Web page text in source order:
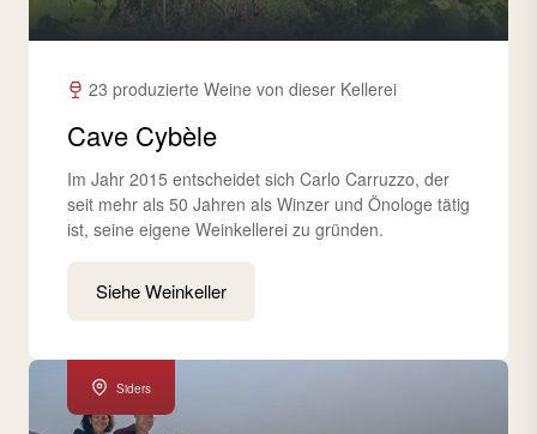
23 produzierte Weine von dieser Kellerei
Cave Cybèle
Im Jahr 2015 entscheidet sich Carlo Carruzzo, der
seit mehr als 50 Jahren als Winzer und Önologe tätig
ist, seine eigene Weinkellerei zu gründen.
Siehe Weinkeller
Siders